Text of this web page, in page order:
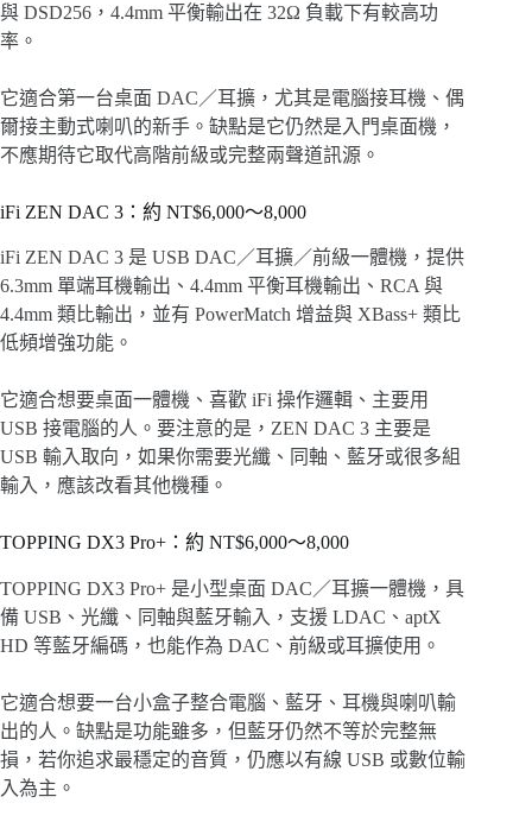
與 DSD256，4.4mm 平衡輸出在 32Ω 負載下有較高功
率。
它適合第一台桌面 DAC／耳擴，尤其是電腦接耳機、偶
爾接主動式喇叭的新手。缺點是它仍然是入門桌面機，
不應期待它取代高階前級或完整兩聲道訊源。
iFi ZEN DAC 3：約 NT$6,000～8,000
iFi ZEN DAC 3 是 USB DAC／耳擴／前級一體機，提供
6.3mm 單端耳機輸出、4.4mm 平衡耳機輸出、RCA 與
4.4mm 類比輸出，並有 PowerMatch 增益與 XBass+ 類比
低頻增強功能。
它適合想要桌面一體機、喜歡 iFi 操作邏輯、主要用
USB 接電腦的人。要注意的是，ZEN DAC 3 主要是
USB 輸入取向，如果你需要光纖、同軸、藍牙或很多組
輸入，應該改看其他機種。
TOPPING DX3 Pro+：約 NT$6,000～8,000
TOPPING DX3 Pro+ 是小型桌面 DAC／耳擴一體機，具
備 USB、光纖、同軸與藍牙輸入，支援 LDAC、aptX
HD 等藍牙編碼，也能作為 DAC、前級或耳擴使用。
它適合想要一台小盒子整合電腦、藍牙、耳機與喇叭輸
出的人。缺點是功能雖多，但藍牙仍然不等於完整無
損，若你追求最穩定的音質，仍應以有線 USB 或數位輸
入為主。